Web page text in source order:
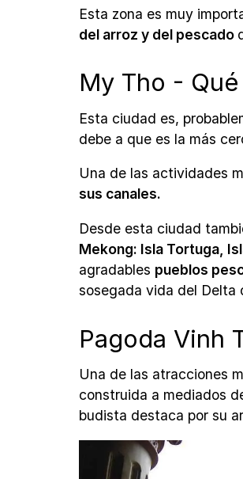
Esta zona es muy
del arroz y del pescado
My Tho -
Esta ciudad es,
debe a que es la más
Una de las actividades
sus canales.
Desde esta ciudad
Mekong: Isla Tortuga,
agradables pueblos
sosegada vida del Delta
Pagoda Vinh
Una de las atracciones
construida a mediados
budista destaca por su